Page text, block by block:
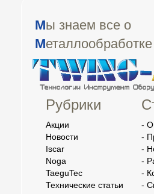
Мы знаем все о
Металлообработке
Рубрики
Акции
Новости
Iscar
Noga
TaeguTec
Технические статьи
- О
-
-
-
-
-